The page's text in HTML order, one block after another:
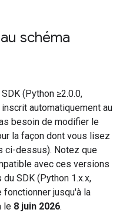
schéma
(Python ≥2.0.0,
automatiquement au
besoin de modifier le
la façon dont vous lisez
ci-dessus). Notez que
avec ces versions
SDK (Python 1.x.x,
fonctionner jusqu'à la
le 8 juin 2026.